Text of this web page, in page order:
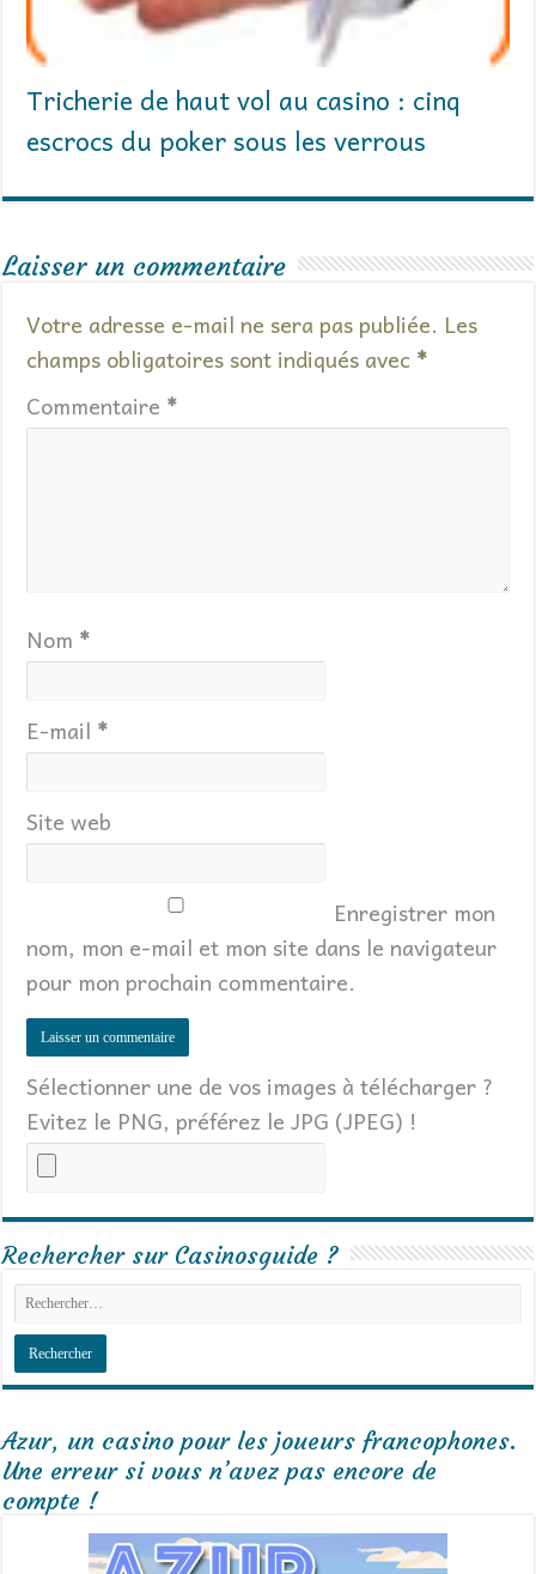
Tricherie de haut vol au casino : cinq
escrocs du poker sous les verrous
Laisser un commentaire
Votre adresse e-mail ne sera pas publiée. Les
champs obligatoires sont indiqués avec *
Commentaire *
Nom *
E-mail *
Site web
Enregistrer mon
nom, mon e-mail et mon site dans le navigateur
pour mon prochain commentaire.
Sélectionner une de vos images à télécharger ?
Evitez le PNG, préférez le JPG (JPEG) !
Rechercher sur Casinosguide ?
Azur, un casino pour les joueurs francophones.
Une erreur si vous n’avez pas encore de
compte !